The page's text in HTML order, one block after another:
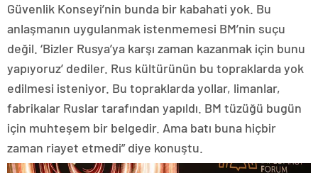
Güvenlik Konseyi’nin bunda bir kabahati yok. Bu
anlaşmanın uygulanmak istenmemesi BM’nin suçu
değil. ‘Bizler Rusya’ya karşı zaman kazanmak için bunu
yapıyoruz’ dediler. Rus kültürünün bu topraklarda yok
edilmesi isteniyor. Bu topraklarda yollar, limanlar,
fabrikalar Ruslar tarafından yapıldı. BM tüzüğü bugün
için muhteşem bir belgedir. Ama batı buna hiçbir
zaman riayet etmedi” diye konuştu.